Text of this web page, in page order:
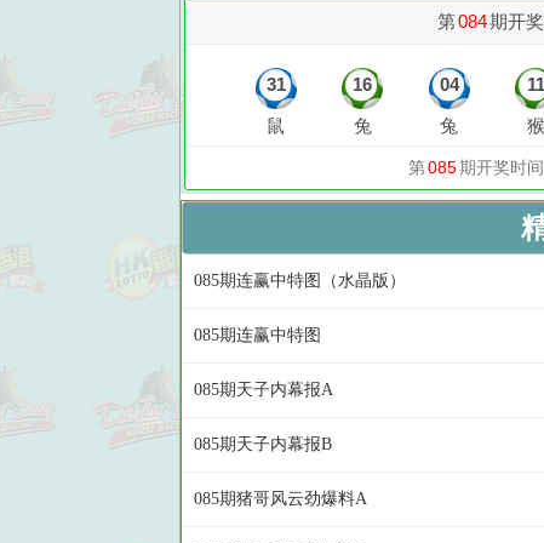
085期连赢中特图（水晶版）
085期连赢中特图
085期天子内幕报A
085期天子内幕报B
085期猪哥风云劲爆料A